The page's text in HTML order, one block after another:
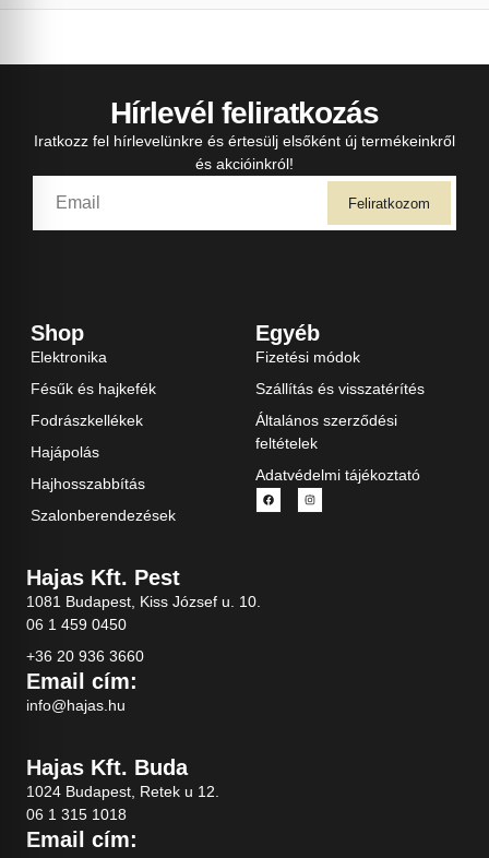
Hírlevél feliratkozás
Iratkozz fel hírlevelünkre és értesülj elsőként új termékeinkről
és akcióinkról!
Feliratkozom
Shop
Elektronika
Fésűk és hajkefék
Fodrászkellékek
Hajápolás
Hajhosszabbítás
Szalonberendezések
Egyéb
Fizetési módok
Szállítás és visszatérítés
Általános szerződési
feltételek
Adatvédelmi tájékoztató
Hajas Kft. Pest
1081 Budapest, Kiss József u. 10.
06 1 459 0450
+36 20 936 3660
Email cím:
info@hajas.hu
Hajas Kft. Buda
1024 Budapest, Retek u 12.
06 1 315 1018
Email cím: